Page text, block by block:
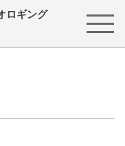
ロギング